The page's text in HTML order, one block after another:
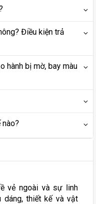
Điều kiện trả
hành bị mờ, bay màu
vẻ ngoài và sự linh
dáng, thiết kế và vật